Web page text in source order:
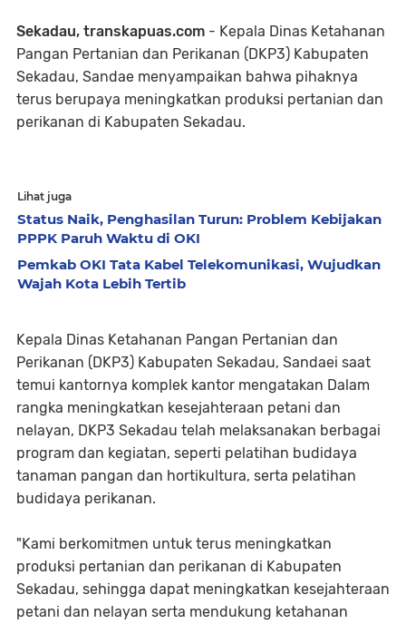
Sekadau, transkapuas.com - Kepala Dinas Ketahanan
Pangan Pertanian dan Perikanan (DKP3) Kabupaten
Sekadau, Sandae menyampaikan bahwa pihaknya
terus berupaya meningkatkan produksi pertanian dan
perikanan di Kabupaten Sekadau.
Lihat juga
Status Naik, Penghasilan Turun: Problem Kebijakan
PPPK Paruh Waktu di OKI
Pemkab OKI Tata Kabel Telekomunikasi, Wujudkan
Wajah Kota Lebih Tertib
Kepala Dinas Ketahanan Pangan Pertanian dan
Perikanan (DKP3) Kabupaten Sekadau, Sandaei saat
temui kantornya komplek kantor mengatakan Dalam
rangka meningkatkan kesejahteraan petani dan
nelayan, DKP3 Sekadau telah melaksanakan berbagai
program dan kegiatan, seperti pelatihan budidaya
tanaman pangan dan hortikultura, serta pelatihan
budidaya perikanan.
"Kami berkomitmen untuk terus meningkatkan
produksi pertanian dan perikanan di Kabupaten
Sekadau, sehingga dapat meningkatkan kesejahteraan
petani dan nelayan serta mendukung ketahanan